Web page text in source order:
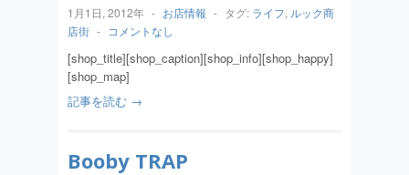
1月1日, 2012年 - お店情報 - タグ: ライフ, ルック商
店街 - コメントなし
[shop_title][shop_caption][shop_info][shop_happy]
[shop_map]
記事を読む →
Booby TRAP